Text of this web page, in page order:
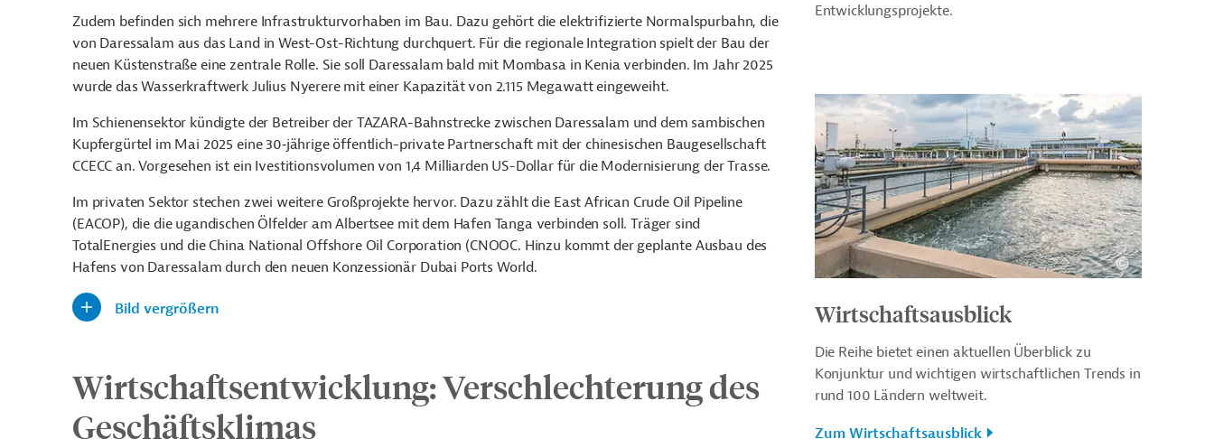
Zudem befinden sich mehrere Infrastrukturvorhaben im Bau. Dazu gehört die elektrifizierte Normalspurbahn, die
von Daressalam aus das Land in West-Ost-Richtung durchquert. Für die regionale Integration spielt der Bau der
neuen Küstenstraße eine zentrale Rolle. Sie soll Daressalam bald mit Mombasa in Kenia verbinden. Im Jahr 2025
wurde das Wasserkraftwerk Julius Nyerere mit einer Kapazität von 2.115 Megawatt eingeweiht.
Im Schienensektor kündigte der Betreiber der TAZARA-Bahnstrecke zwischen Daressalam und dem sambischen
Kupfergürtel im Mai 2025 eine 30‑jährige öffentlich-private Partnerschaft mit der chinesischen Baugesellschaft
CCECC an. Vorgesehen ist ein Ivestitionsvolumen von 1,4 Milliarden US-Dollar für die Modernisierung der Trasse.
Im privaten Sektor stechen zwei weitere Großprojekte hervor. Dazu zählt die East African Crude Oil Pipeline
(EACOP), die die ugandischen Ölfelder am Albertsee mit dem Hafen Tanga verbinden soll. Träger sind
TotalEnergies und die China National Offshore Oil Corporation (CNOOC. Hinzu kommt der geplante Ausbau des
Hafens von Daressalam durch den neuen Konzessionär Dubai Ports World.
Bild vergrößern
Wirtschaftsentwicklung: Verschlechterung des
Geschäftsklimas
Entwicklungsprojekte.
Wirtschaftsausblick
Die Reihe bietet einen aktuellen Überblick zu
Konjunktur und wichtigen wirtschaftlichen Trends in
rund 100 Ländern weltweit.
Zum Wirtschaftsausblick